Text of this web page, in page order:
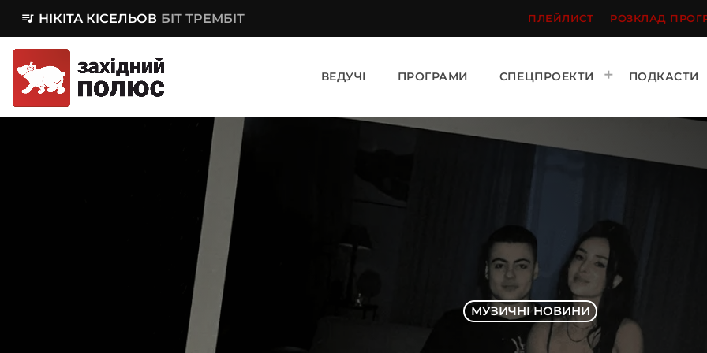
queue_music НІКІТА КІСЕЛЬОВ БІТ ТРЕМБІТ ПЛЕЙЛИСТ РОЗКЛАД
ВЕДУЧІ ПРОГРАМИ СПЕЦПРОЕКТИ ПОДКАСТИ
МУЗИЧНІ НОВИНИ